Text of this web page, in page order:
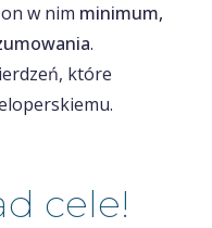
w nim minimum,
.
które
cele!